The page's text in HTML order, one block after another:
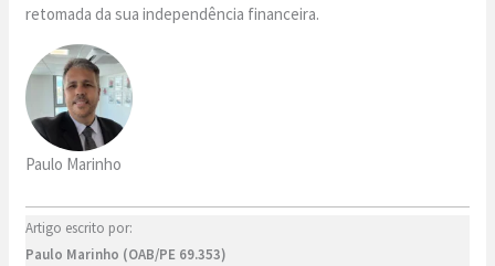
retomada da sua independência financeira.
Paulo Marinho
Artigo escrito por:
Paulo Marinho (OAB/PE 69.353)